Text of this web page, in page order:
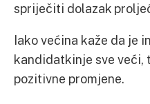
spriječiti dolazak
Iako većina kaže da je
kandidatkinje sve veći,
pozitivne promjene.